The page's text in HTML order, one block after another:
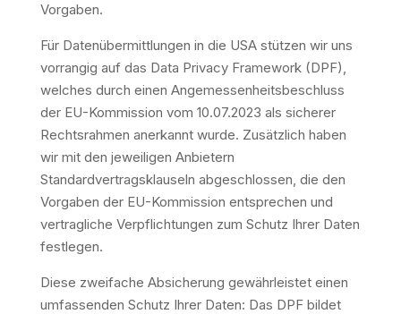
Vorgaben.
Für Datenübermittlungen in die USA stützen wir uns
vorrangig auf das Data Privacy Framework (DPF),
welches durch einen Angemessenheitsbeschluss
der EU-Kommission vom 10.07.2023 als sicherer
Rechtsrahmen anerkannt wurde. Zusätzlich haben
wir mit den jeweiligen Anbietern
Standardvertragsklauseln abgeschlossen, die den
Vorgaben der EU-Kommission entsprechen und
vertragliche Verpflichtungen zum Schutz Ihrer Daten
festlegen.
Diese zweifache Absicherung gewährleistet einen
umfassenden Schutz Ihrer Daten: Das DPF bildet